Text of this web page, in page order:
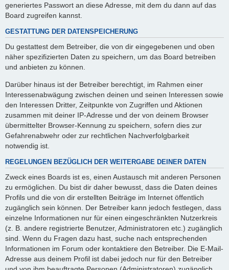
generiertes Passwort an diese Adresse, mit dem du dann auf das
Board zugreifen kannst.
GESTATTUNG DER DATENSPEICHERUNG
Du gestattest dem Betreiber, die von dir eingegebenen und oben
näher spezifizierten Daten zu speichern, um das Board betreiben
und anbieten zu können.
Darüber hinaus ist der Betreiber berechtigt, im Rahmen einer
Interessenabwägung zwischen deinen und seinen Interessen sowie
den Interessen Dritter, Zeitpunkte von Zugriffen und Aktionen
zusammen mit deiner IP-Adresse und der von deinem Browser
übermittelter Browser-Kennung zu speichern, sofern dies zur
Gefahrenabwehr oder zur rechtlichen Nachverfolgbarkeit
notwendig ist.
REGELUNGEN BEZÜGLICH DER WEITERGABE DEINER DATEN
Zweck eines Boards ist es, einen Austausch mit anderen Personen
zu ermöglichen. Du bist dir daher bewusst, dass die Daten deines
Profils und die von dir erstellten Beiträge im Internet öffentlich
zugänglich sein können. Der Betreiber kann jedoch festlegen, dass
einzelne Informationen nur für einen eingeschränkten Nutzerkreis
(z. B. andere registrierte Benutzer, Administratoren etc.) zugänglich
sind. Wenn du Fragen dazu hast, suche nach entsprechenden
Informationen im Forum oder kontaktiere den Betreiber. Die E-Mail-
Adresse aus deinem Profil ist dabei jedoch nur für den Betreiber